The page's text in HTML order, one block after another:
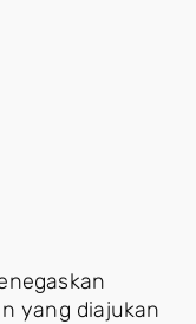
yang diajukan